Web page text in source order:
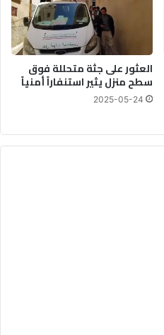
العثور على جثة متحللة فوق
سطح منزل يثير استنفاراً أمنياً
2025-05-24